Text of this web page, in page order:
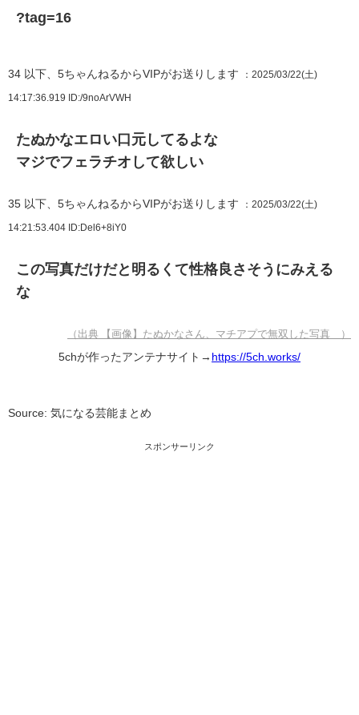
?tag=16
34 以下、5ちゃんねるからVIPがお送りします ：2025/03/22(土)
14:17:36.919 ID:/9noArVWH
たぬかなエロい口元してるよな
マジでフェラチオして欲しい
35 以下、5ちゃんねるからVIPがお送りします ：2025/03/22(土)
14:21:53.404 ID:Del6+8iY0
この写真だけだと明るくて性格良さそうにみえる
な
（出典 【画像】たぬかなさん、マチアプで無双した写真 ）
5chが作ったアンテナサイト→ https://5ch.works/
Source: 気になる芸能まとめ
スポンサーリンク